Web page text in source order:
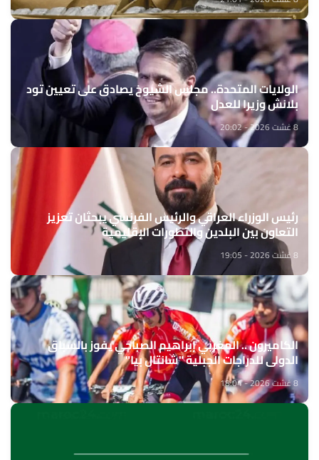
الولايات المتحدة.. مجلس الشيوخ يصادق على تعيين تود
بلانش وزيرا للعدل
8 غشت 2026 - 20:02
رئيس الوزراء العراقي والرئيس الفرنسي يبحثان تعزيز
التعاون بين البلدين والتطورات الإقليمية
8 غشت 2026 - 19:05
الكاميرون .. المغربي إبراهيم الصباحي يفوز بالسباق
الدولي للدراجات الجبلية "شانتال بيا"
8 غشت 2026 - 18:04